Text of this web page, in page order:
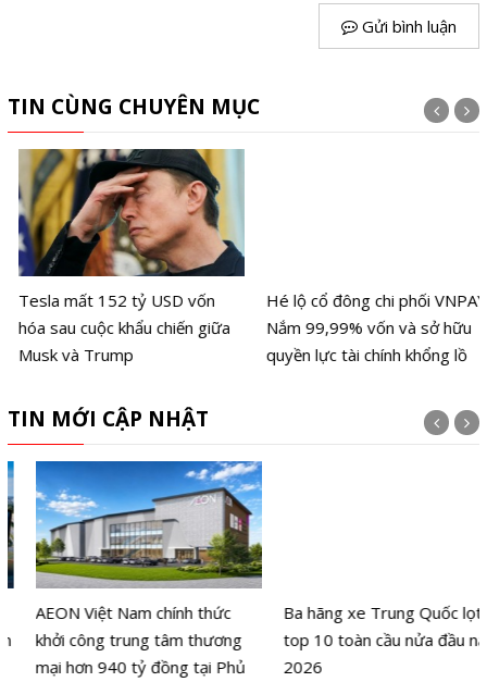
Gửi bình luận
TIN CÙNG CHUYÊN MỤC
Tesla mất 152 tỷ USD vốn
hóa sau cuộc khẩu chiến giữa
Musk và Trump
Hé lộ cổ đông chi phối VNPAY:
Nắm 99,99% vốn và sở hữu
quyền lực tài chính khổng lồ
TIN MỚI CẬP NHẬT
AEON Việt Nam chính thức
khởi công trung tâm thương
mại hơn 940 tỷ đồng tại Phủ
Ba hãng xe Trung Quốc lọt
top 10 toàn cầu nửa đầu năm
2026